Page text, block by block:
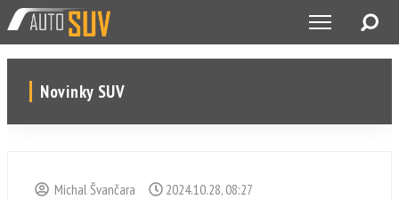
Novinky SUV
Michal Švančara 2024.10.28, 08:27